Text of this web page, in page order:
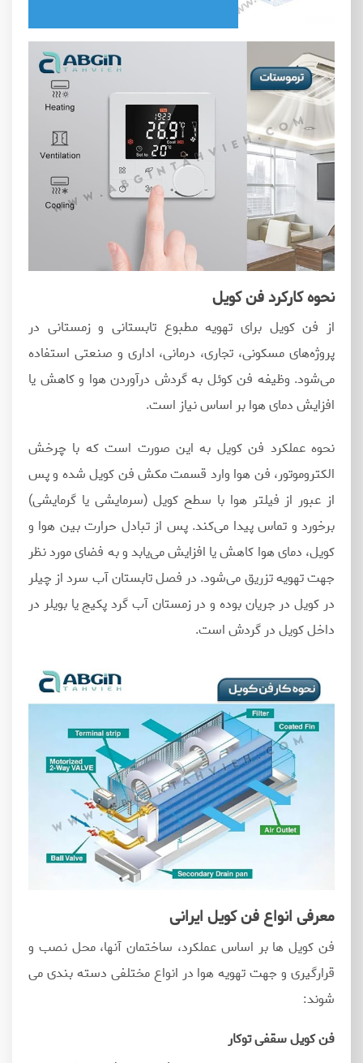
نحوه کارکرد فن کویل
از فن کویل برای تهویه مطبوع تابستانی و زمستانی در
پروژه‌های مسکونی، تجاری، درمانی، اداری و صنعتی استفاده
می‌شود. وظیفه فن کوئل به گردش درآوردن هوا و کاهش یا
افزایش دمای هوا بر اساس نیاز است.
نحوه عملکرد فن کویل به این صورت است که با چرخش
الکتروموتور، فن هوا وارد قسمت مکش فن کویل شده و پس
از عبور از فیلتر هوا با سطح کویل (سرمایشی یا گرمایشی)
برخورد و تماس پیدا می‌کند. پس از تبادل حرارت بین هوا و
کویل، دمای هوا کاهش یا افزایش می‌یابد و به فضای مورد نظر
جهت تهویه تزریق می‌شود. در فصل تابستان آب سرد از چیلر
در کویل در جریان بوده و در زمستان آب گرد پکیج یا بویلر در
داخل کویل در گردش است.
معرفی انواع فن کویل ایرانی
فن کویل ها بر اساس عملکرد، ساختمان آنها، محل نصب و
قرارگیری و جهت تهویه هوا در انواع مختلفی دسته بندی می
شوند:
فن کویل سقفی توکار